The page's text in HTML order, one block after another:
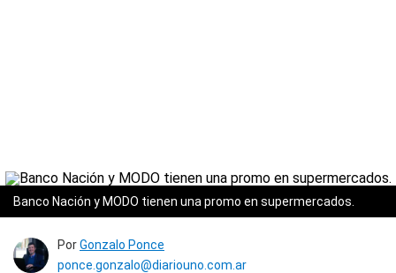
Banco Nación y MODO tienen una promo en supermercados.
PorGonzalo Ponce
ponce.gonzalo@diariouno.com.ar